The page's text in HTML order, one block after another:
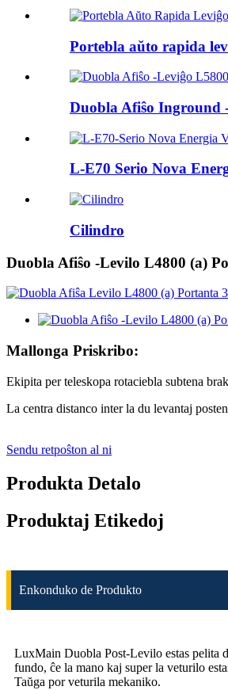
Portebla aŭto rapida
Duobla Afiŝo Inground
L-E70 Serio Nova
Cilindro
Duobla Afiŝo -Levilo L4800 (a)
Mallonga Priskribo:
Ekipita per teleskopa rotaciebla subtena
La centra distanco inter la du levantaj
Sendu retpoŝton al ni
Produkta Detalo
Produktaj Etikedoj
Enkonduko de Produkto
LuxMain Duobla Post-Levilo estas pelita
fundo, ĉe la mano kaj super la veturilo
Taŭga por veturila mekaniko.